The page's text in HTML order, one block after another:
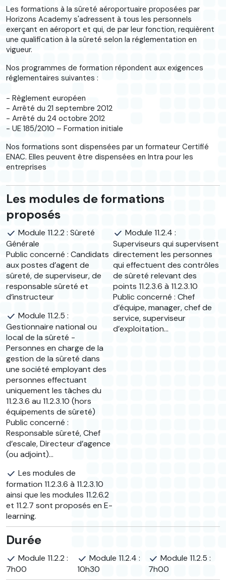
Les formations à la sûreté aéroportuaire proposées par
Horizons Academy s'adressent à tous les personnels
exerçant en aéroport et qui, de par leur fonction, requièrent
une qualification à la sûreté selon la réglementation en
vigueur.
Nos programmes de formation répondent aux exigences
réglementaires suivantes :
- Règlement européen
- Arrêté du 21 septembre 2012
- Arrêté du 24 octobre 2012
- UE 185/2010 – Formation initiale
Nos formations sont dispensées par un formateur Certifié
ENAC. Elles peuvent être dispensées en Intra pour les
entreprises
Les modules de formations
proposés
Module 11.2.2 : Sûreté
Générale
Public concerné : Candidats
aux postes d’agent de
sûreté, de superviseur, de
responsable sûreté et
d’instructeur
Module 11.2.4 :
Superviseurs qui supervisent
directement les personnes
qui effectuent des contrôles
de sûreté relevant des
points 11.2.3.6 à 11.2.3.10
Public concerné : Chef
d’équipe, manager, chef de
service, superviseur
d’exploitation…
Module 11.2.5 :
Gestionnaire national ou
local de la sûreté -
Personnes en charge de la
gestion de la sûreté dans
une société employant des
personnes effectuant
uniquement les tâches du
11.2.3.6 au 11.2.3.10 (hors
équipements de sûreté)
Public concerné :
Responsable sûreté, Chef
d’escale, Directeur d’agence
(ou adjoint)…
Les modules de
formation 11.2.3.6 à 11.2.3.10
ainsi que les modules 11.2.6.2
et 11.2.7 sont proposés en E-
learning.
Durée
Module 11.2.2 :
7h00
Module 11.2.4 :
10h30
Module 11.2.5 :
7h00